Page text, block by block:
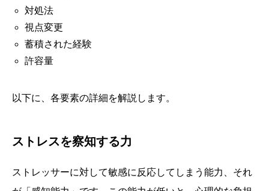
対処法
視点変更
蓄積された経験
許容量
以下に、各要素の詳細を解説します。
ストレスを察知する力
ストレッサーに対して敏感に反応してしまう能力、それ